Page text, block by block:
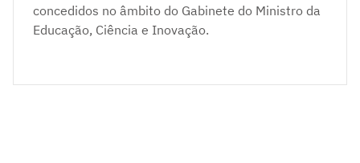
concedidos no âmbito do Gabinete do Ministro da
Educação, Ciência e Inovação.